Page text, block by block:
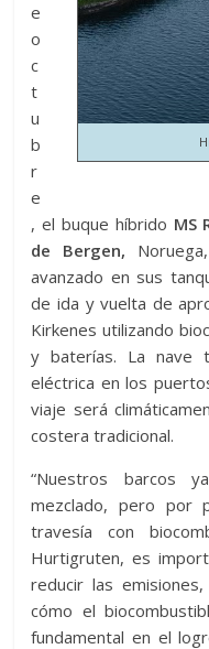
e
o
c
t
u
b
r
e
, el buque híbrido MS
de Bergen,
avanzado en sus
de ida y vuelta de
Kirkenes utilizando
y baterías. La nave
eléctrica en los
viaje será
costera tradicional.
“Nuestros barcos
mezclado, pero por
travesía con
Hurtigruten, es
reducir las
cómo el
fundamental en el